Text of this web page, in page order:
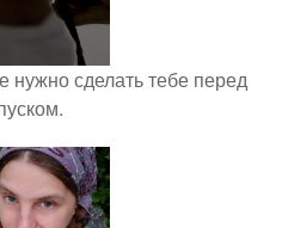
нужно сделать тебе перед